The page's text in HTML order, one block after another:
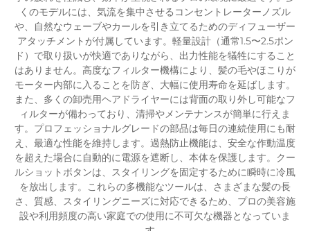
くのモデルには、気流を集中させるコンセントレーターノズル
や、自然なウェーブやカールを引き立てるためのディフューザー
アタッチメントが付属しています。軽量設計（通常1.5〜2.5ポン
ド）で取り扱いが快適でありながら、出力性能を犠牲にすること
はありません。高度なフィルター機構により、髪の毛やほこりが
モーター内部に入ることを防ぎ、大幅に使用寿命を延ばします。
また、多くの卸売用ヘアドライヤーには背面の取り外し可能なフ
ィルターが備わっており、清掃やメンテナンスが簡単に行えま
す。プロフェッショナルグレードの部品は毎日の連続使用にも耐
え、最適な性能を維持します。過熱防止機能は、安全な作動温度
を超えた場合に自動的に電源を遮断し、本体を保護します。クー
ルショットボタンは、スタイリングを固定するために瞬時に冷風
を放出します。これらの多機能なツールは、さまざまな髪の長
さ、質感、スタイリングニーズに対応できるため、プロの美容施
設や利用頻度の高い家庭での使用に不可欠な機器となっていま